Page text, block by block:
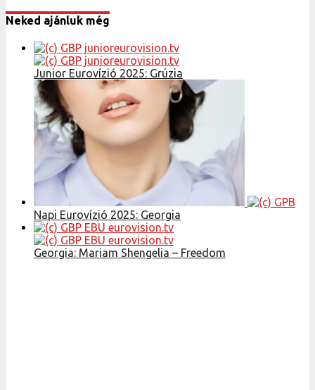
Neked ajánluk még
Junior Eurovízió 2025: Grúzia
Napi Eurovízió 2025: Georgia
Georgia: Mariam Shengelia – Freedom